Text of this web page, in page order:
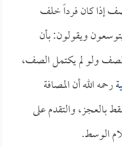
إذا كان فرداً خلف
ويقولون: بأن
ولو لم يكتمل الصف،
رحمه الله أن المصافة
والتقدم على
الوسط.